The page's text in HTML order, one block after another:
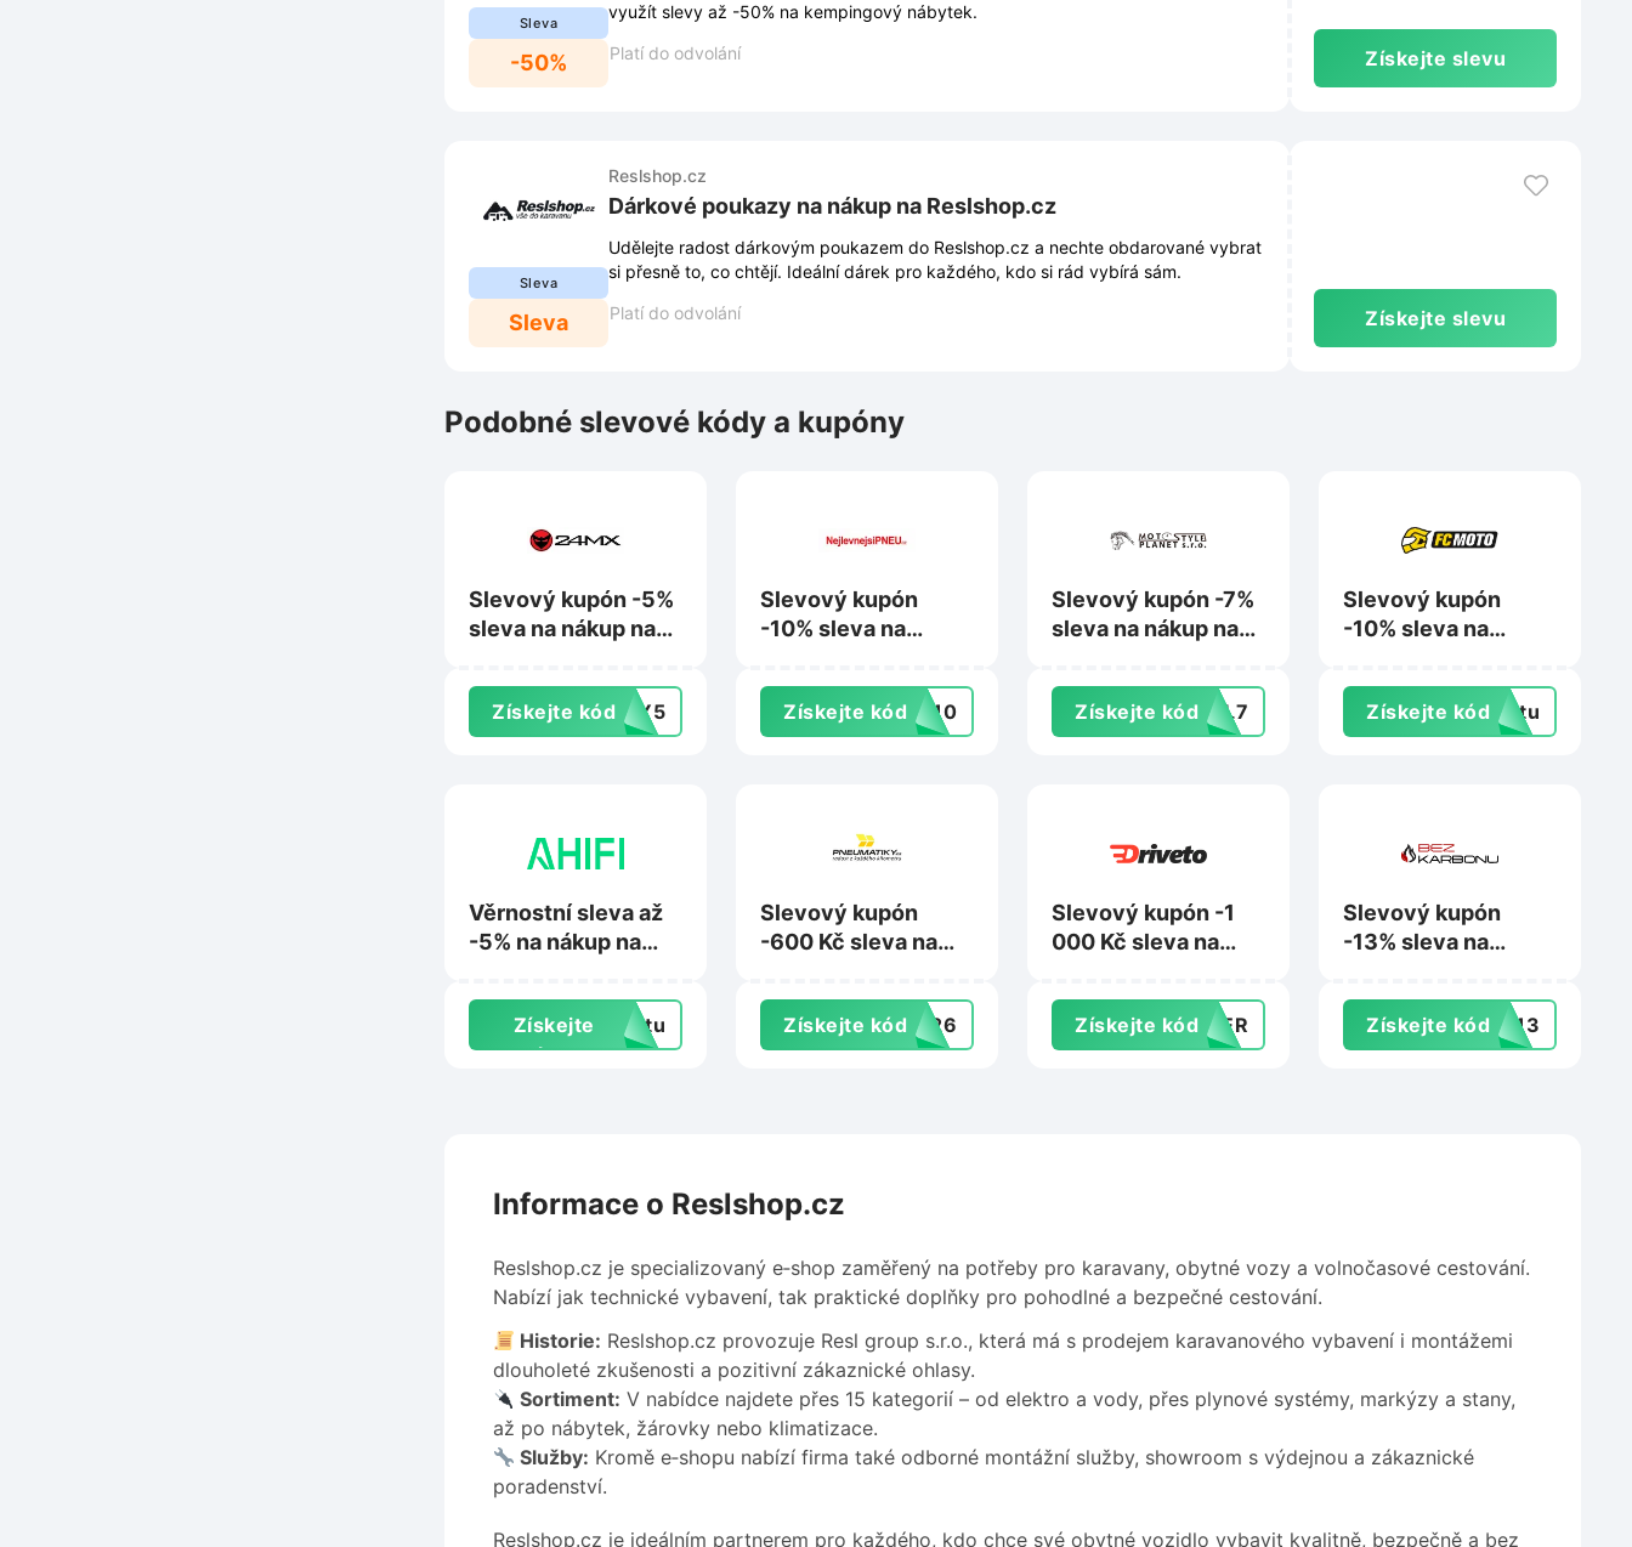
Sleva
-50%
využít slevy až -50% na kempingový nábytek.
Platí do odvolání
Získejte slevu
Sleva
Sleva
Reslshop.cz
Dárkové poukazy na nákup na Reslshop.cz
Udělejte radost dárkovým poukazem do Reslshop.cz a nechte obdarované vybrat
si přesně to, co chtějí. Ideální dárek pro každého, kdo si rád vybírá sám.
Platí do odvolání
Získejte slevu
Podobné slevové kódy a kupóny
Slevový kupón -5%
sleva na nákup na
Získejte kódONY5
Slevový kupón
-10% sleva na
pneumatiky na
Nejlevnejsipneu.cz
Získejte kódEU10
Slevový kupón -7%
sleva na nákup na
Získejte kód FIL7
Slevový kupón
-10% sleva na
moto.de
Získejte kódextu
Věrnostní sleva až
-5% na nákup na
Získejte
slevu
extu
Slevový kupón
-600 Kč sleva na
pneumatiky na
Pneumatiky.cz
Získejte kódGY26
Slevový kupón -1
000 Kč sleva na
Driveto.cz
Získejte kódUPER
Slevový kupón
-13% sleva na
dekarbonizaci
motoru vozidla na
Bezkarbonu.cz
Získejte kódob13
Informace o Reslshop.cz
Reslshop.cz je specializovaný e‑shop zaměřený na potřeby pro karavany, obytné vozy a volnočasové cestování.
Nabízí jak technické vybavení, tak praktické doplňky pro pohodlné a bezpečné cestování.
Historie: Reslshop.cz provozuje Resl group s.r.o., která má s prodejem karavanového vybavení i montážemi
dlouholeté zkušenosti a pozitivní zákaznické ohlasy.
Sortiment: V nabídce najdete přes 15 kategorií – od elektro a vody, přes plynové systémy, markýzy a stany,
až po nábytek, žárovky nebo klimatizace.
Služby: Kromě e‑shopu nabízí firma také odborné montážní služby, showroom s výdejnou a zákaznické
poradenství.
Reslshop.cz je ideálním partnerem pro každého, kdo chce své obytné vozidlo vybavit kvalitně, bezpečně a bez